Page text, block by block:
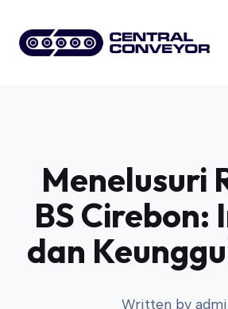
content
Menelusuri
BS Cirebon:
dan
Written by